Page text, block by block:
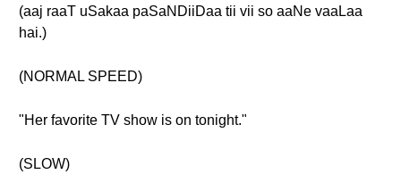
(aaj raaT uSakaa paSaNDiiDaa tii vii so aaNe vaaLaa
hai.)
(NORMAL SPEED)
"Her favorite TV show is on tonight."
(SLOW)